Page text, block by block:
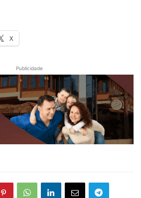
X
Publicidade